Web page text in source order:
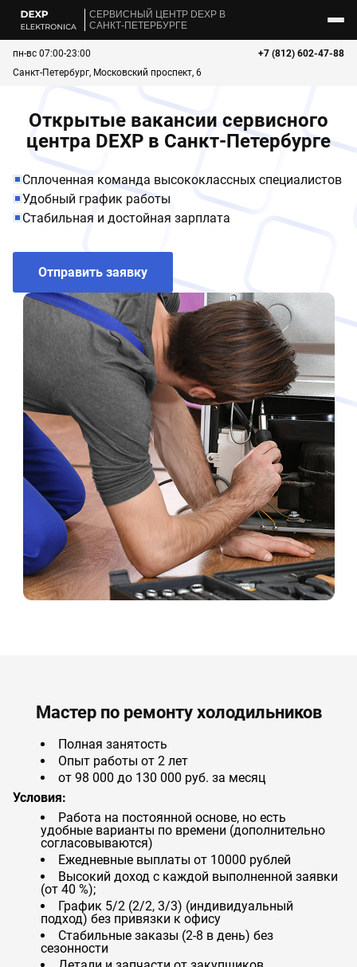
CЕРВИСНЫЙ ЦЕНТР DEXP В
САНКТ-ПЕТЕРБУРГЕ
+7 (812) 602-47-88
пн-вс 07:00-23:00
Санкт-Петербург, Московский проспект, 6
Открытые вакансии сервисного
центра DEXP в Санкт-Петербурге
Сплоченная команда высококлассных специалистов
Удобный график работы
Стабильная и достойная зарплата
Отправить заявку
Мастер по ремонту холодильников
Полная занятость
Опыт работы от 2 лет
от 98 000 до 130 000 руб. за месяц
Условия:
Работа на постоянной основе, но есть
удобные варианты по времени (дополнительно
согласовываются)
Ежедневные выплаты от 10000 рублей
Высокий доход с каждой выполненной заявки
(от 40 %);
График 5/2 (2/2, 3/3) (индивидуальный
подход) без привязки к офису
Стабильные заказы (2-8 в день) без
сезонности